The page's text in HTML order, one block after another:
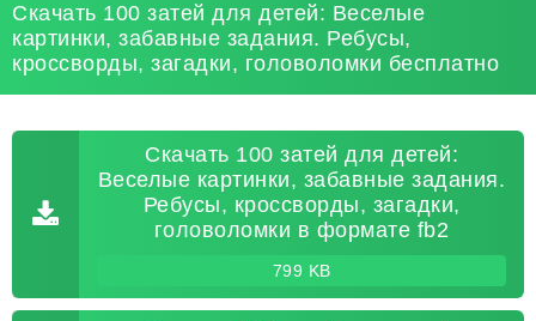
Скачать 100 затей для детей: Веселые
картинки, забавные задания. Ребусы,
кроссворды, загадки, головоломки бесплатно
Скачать 100 затей для детей:
Веселые картинки, забавные задания.
Ребусы, кроссворды, загадки,
головоломки в формате fb2
799 KB